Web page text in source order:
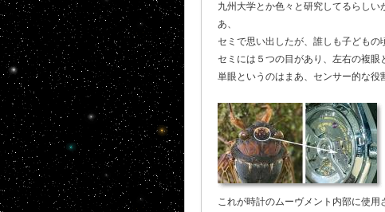
九州大学とか色々と研究してるらしい
あ、
セミで思い出したが、誰しも子どもの
セミには５つの目があり、左右の複眼
単眼というのはまあ、センサー的な役
これが時計のムーヴメント内部に使用